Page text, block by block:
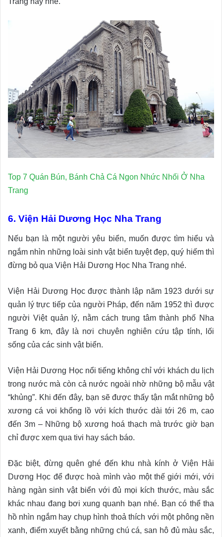
Top 7 Quán Bún, Bánh Chả Cá Ngon Nhức Nhối Ở Nha
Trang
6. Viện Hải Dương Học Nha Trang
Nếu bạn là một người yêu biển, muốn được tìm hiểu và
ngắm nhìn những loài sinh vật biển tuyệt đẹp, quý hiếm thì
đừng bỏ qua Viện Hải Dương Học Nha Trang nhé.
Viện Hải Dương Học được thành lập năm 1923 dưới sự
quản lý trực tiếp của người Pháp, đến năm 1952 thì được
người Việt quản lý, nằm cách trung tâm thành phố Nha
Trang 6 km, đây là nơi chuyên nghiên cứu tập tính, lối
sống của các sinh vật biển.
Viện Hải Dương Học nổi tiếng không chỉ với khách du lịch
trong nước mà còn cả nước ngoài nhờ những bộ mẫu vật
“khủng”. Khi đến đây, bạn sẽ được thấy tận mắt những bộ
xương cá voi khổng lồ với kích thước dài tới 26 m, cao
đến 3m – Những bộ xương hoá thạch mà trước giờ bạn
chỉ được xem qua tivi hay sách báo.
Đặc biệt, đừng quên ghé đến khu nhà kính ở Viện Hải
Dương Học để được hoà mình vào một thế giới mới, với
hàng ngàn sinh vật biển với đủ mọi kích thước, màu sắc
khác nhau đang bơi xung quanh bạn nhé. Bạn có thể tha
hồ nhìn ngắm hay chụp hình thoả thích với một phông nền
xanh, điểm xuyết bằng những chú cá, san hô đủ màu sắc,